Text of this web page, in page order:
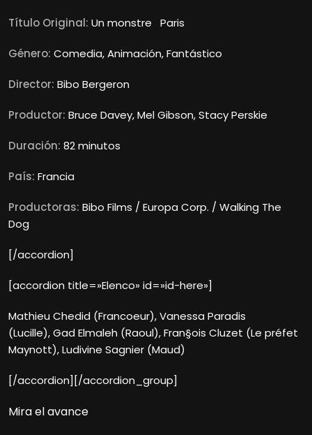
Título Original: Un monstre Paris
Género: Comedia, Animación, Fantástico
Director: Bibo Bergeron
Productor: Bruce Davey, Mel Gibson, Stacy Perskie
Duración: 82 minutos
País: Francia
Productoras: Bibo Films / Europa Corp. / Walking The
Dog
[/accordion]
[accordion title=»Elenco» id=»id-here»]
Mathieu Chedid (Francoeur), Vanessa Paradis
(Lucille), Gad Elmaleh (Raoul), Fran§ois Cluzet (Le préfet
Maynott), Ludivine Sagnier (Maud)
[/accordion][/accordion_group]
Mira el avance